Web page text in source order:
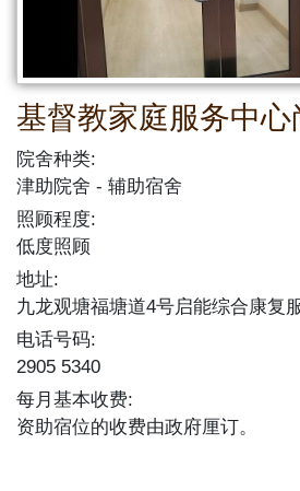
基督教家庭服务中心
院舍种类:
津助院舍
辅助宿舍
照顾程度:
低度照顾
地址:
九龙观塘福塘道4号启能综合康复
电话号码:
2905 5340
每月基本收费:
资助宿位的收费由政府厘订。